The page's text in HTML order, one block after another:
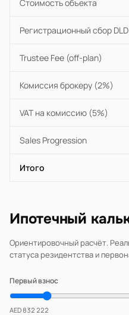
Стоимость объекта
Регистрационный сбор
Trustee Fee (off-plan)
Комиссия брокеру (2%)
VAT на комиссию (5%)
Sales Progression
Итого
Ипотечный
Ориентировочный расчёт.
статуса резидентства и
Первый взнос
AED 832 222